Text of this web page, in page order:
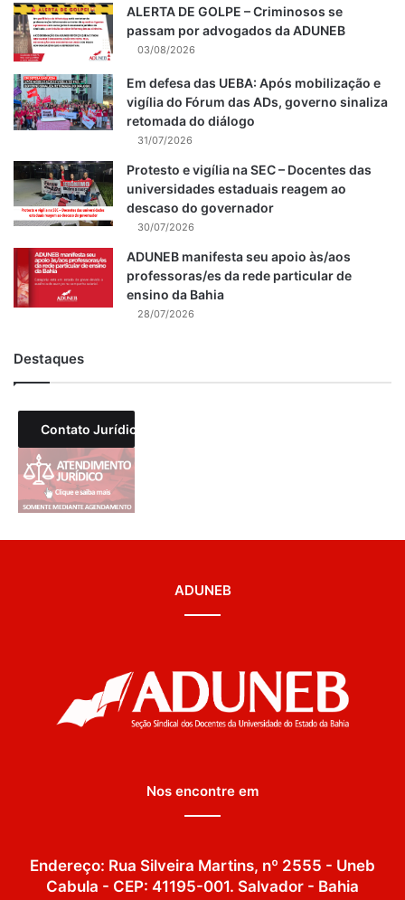
ALERTA DE GOLPE – Criminosos se
passam por advogados da ADUNEB
03/08/2026
Em defesa das UEBA: Após mobilização e
vigília do Fórum das ADs, governo sinaliza
retomada do diálogo
31/07/2026
Protesto e vigília na SEC – Docentes das
universidades estaduais reagem ao
descaso do governador
30/07/2026
ADUNEB manifesta seu apoio às/aos
professoras/es da rede particular de
ensino da Bahia
28/07/2026
Destaques
Contato Jurídico
ADUNEB
Nos encontre em
Endereço: Rua Silveira Martins, nº 2555 - Uneb
Cabula - CEP: 41195-001. Salvador - Bahia